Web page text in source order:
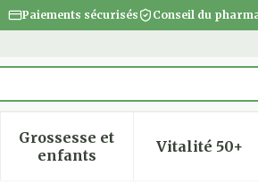
Paiements sécurisés Conseil du
catégorie Beauté, soins et
sous-menu pour la catégorie
Grossesse et
enfantsAfficher le sous-menu
Vitalité 50+